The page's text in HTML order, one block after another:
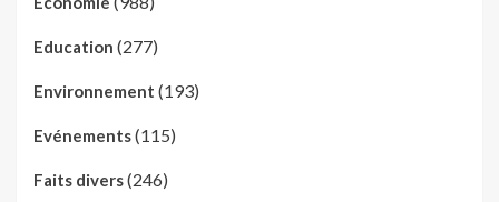
Education (277)
Environnement (193)
Evénements(115)
Faits divers(246)